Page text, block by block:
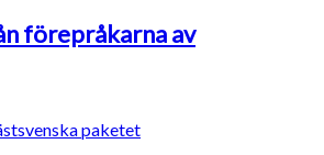
förepråkarna av
paketet